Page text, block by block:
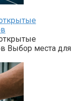
Выбор места для